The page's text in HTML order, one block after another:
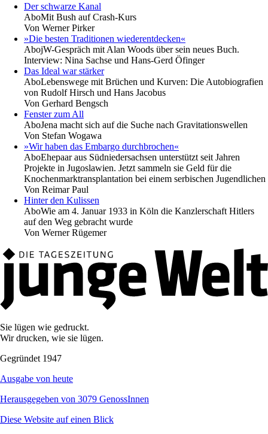
Der schwarze Kanal
AboMit Bush auf Crash-Kurs
Von Werner Pirker
»Die besten Traditionen wiederentdecken«
AbojW-Gespräch mit Alan Woods über sein neues Buch.
Interview: Nina Sachse und Hans-Gerd Öfinger
Das Ideal war stärker
AboLebenswege mit Brüchen und Kurven: Die Autobiografien
von Rudolf Hirsch und Hans Jacobus
Von Gerhard Bengsch
Fenster zum All
AboJena macht sich auf die Suche nach Gravitationswellen
Von Stefan Wogawa
»Wir haben das Embargo durchbrochen«
AboEhepaar aus Südniedersachsen unterstützt seit Jahren
Projekte in Jugoslawien. Jetzt sammeln sie Geld für die
Knochenmarktransplantation bei einem serbischen Jugendlichen
Von Reimar Paul
Hinter den Kulissen
AboWie am 4. Januar 1933 in Köln die Kanzlerschaft Hitlers
auf den Weg gebracht wurde
Von Werner Rügemer
Sie lügen wie gedruckt.
Wir drucken, wie sie lügen.
Gegründet 1947
Ausgabe von heute
Herausgegeben von 3079 GenossInnen
Diese Website auf einen Blick